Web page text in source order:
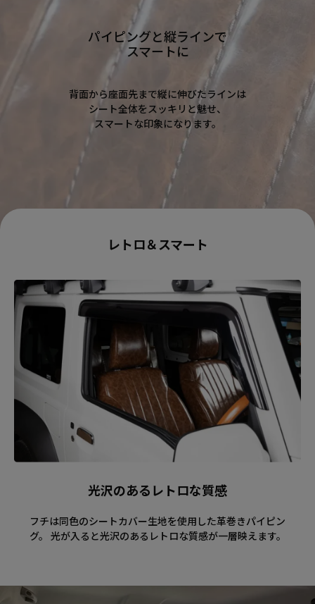
パイピングと縦ラインで
スマートに
背面から座面先まで縦に伸びたラインは
シート全体をスッキリと魅せ、
スマートな印象になります。
レトロ＆スマート
光沢のあるレトロな質感
フチは同色のシートカバー生地を使用した革巻きパイピン
グ。 光が入ると光沢のあるレトロな質感が一層映えます。